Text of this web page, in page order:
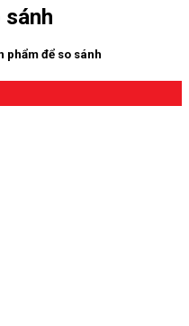
sánh
phẩm để so sánh